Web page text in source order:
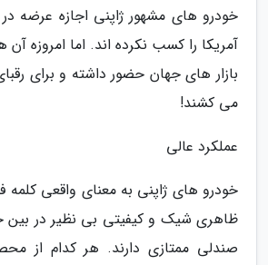
خودرو های مشهور ژاپنی اجازه عرضه در
آمریکا را کسب نکرده اند. اما امروزه آن
بازار های جهان حضور داشته و برای
می کشند!
عملکرد عالی
خودرو های ژاپنی به معنای واقعی کلمه
ظاهری شیک و کیفیتی بی نظیر در
صندلی ممتازی دارند. هر کدام از